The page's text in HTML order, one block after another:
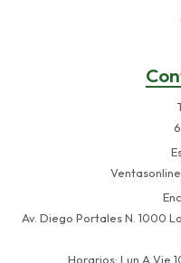
Av. Diego Portales N. 1000
Horarios: Lun A Vie